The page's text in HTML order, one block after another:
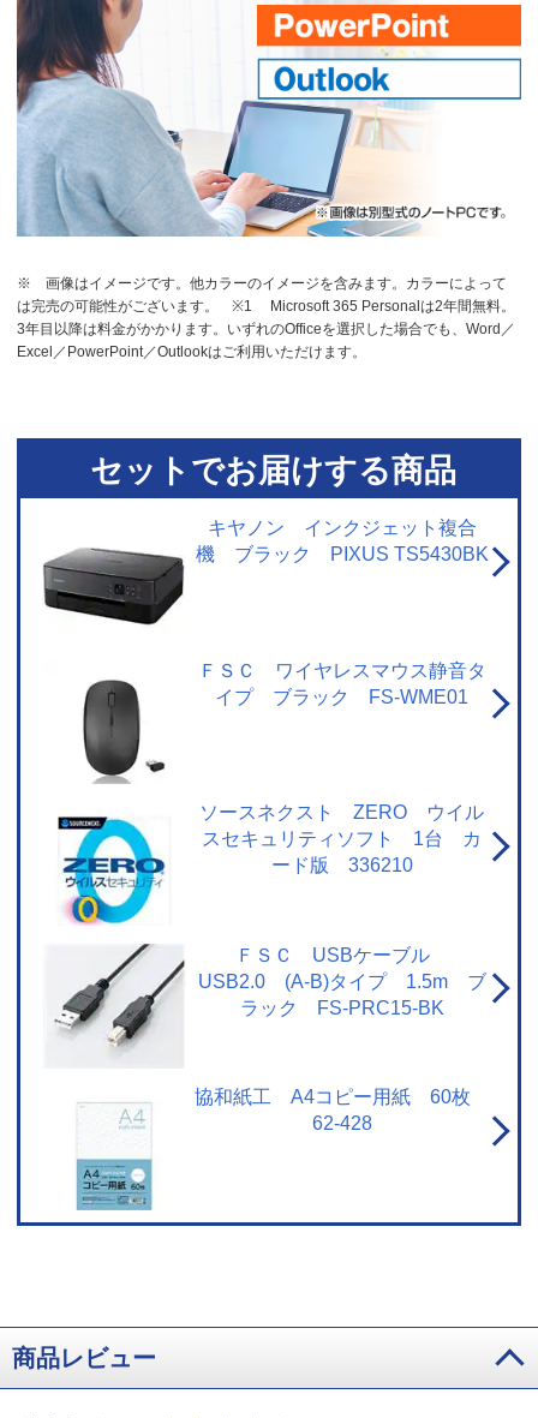
※ 画像はイメージです。他カラーのイメージを含みます。カラーによって
は完売の可能性がございます。
※1 Microsoft 365 Personalは2年間無料。
3年目以降は料金がかかります。いずれのOfficeを選択した場合でも、Word／
Excel／PowerPoint／Outlookはご利用いただけます。
セットでお届けする商品
キヤノン インクジェット複合
機 ブラック PIXUS TS5430BK
ＦＳＣ ワイヤレスマウス静音タ
イプ ブラック FS-WME01
ソースネクスト ZERO ウイル
スセキュリティソフト 1台 カ
ード版 336210
ＦＳＣ USBケーブル
USB2.0 (A-B)タイプ 1.5m ブ
ラック FS-PRC15-BK
協和紙工 A4コピー用紙 60枚
62-428
商品レビュー